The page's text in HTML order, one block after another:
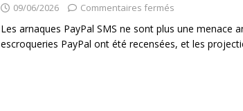
09/06/2026 Commentaires fermés
Les arnaques PayPal SMS ne sont plus une menace
escroqueries PayPal ont été recensées, et les